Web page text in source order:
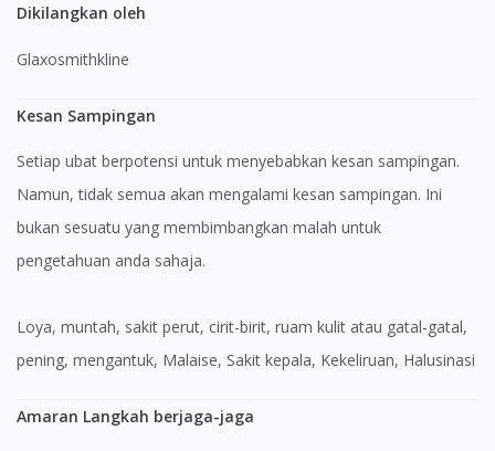
Dikilangkan oleh
Glaxosmithkline
Kesan Sampingan
Setiap ubat berpotensi untuk menyebabkan kesan sampingan.
Namun, tidak semua akan mengalami kesan sampingan. Ini
bukan sesuatu yang membimbangkan malah untuk
pengetahuan anda sahaja.
Loya, muntah, sakit perut, cirit-birit, ruam kulit atau gatal-gatal,
pening, mengantuk, Malaise, Sakit kepala, Kekeliruan, Halusinasi
Amaran Langkah berjaga-jaga